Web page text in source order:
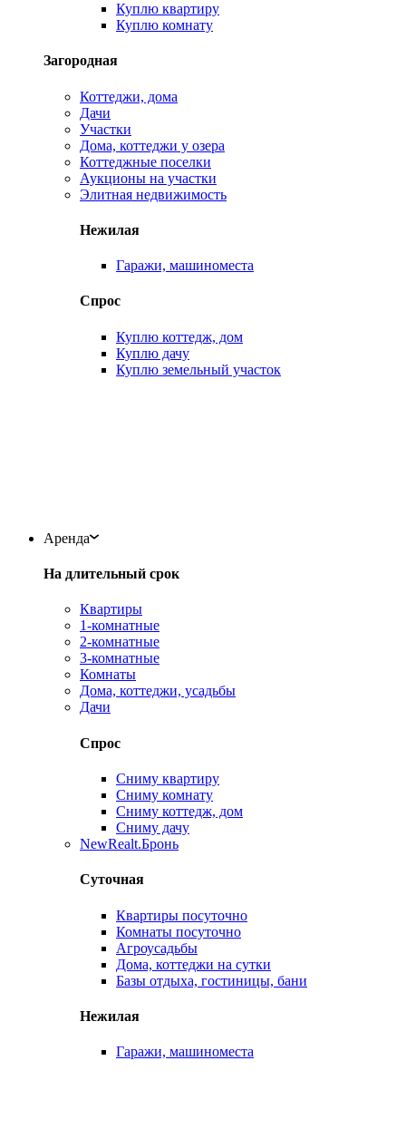
Куплю квартиру
Куплю комнату
Загородная
Коттеджи, дома
Дачи
Участки
Дома, коттеджи у озера
Коттеджные поселки
Аукционы на участки
Элитная недвижимость
Нежилая
Гаражи, машиноместа
Спрос
Куплю коттедж, дом
Куплю дачу
Куплю земельный участок
Аренда
На длительный срок
Квартиры
1-комнатные
2-комнатные
3-комнатные
Комнаты
Дома, коттеджи, усадьбы
Дачи
Спрос
Сниму квартиру
Сниму комнату
Сниму коттедж, дом
Сниму дачу
NewRealt.Бронь
Суточная
Квартиры посуточно
Комнаты посуточно
Агроусадьбы
Дома, коттеджи на сутки
Базы отдыха, гостиницы, бани
Нежилая
Гаражи, машиноместа